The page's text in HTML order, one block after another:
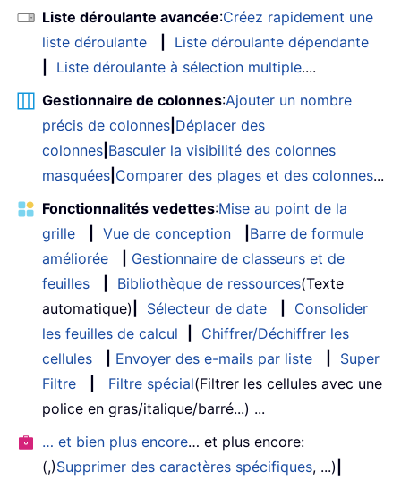
Liste déroulante avancée:Créez rapidement une
liste déroulante
Liste déroulante dépendante
Liste déroulante à sélection multiple....
Gestionnaire de colonnes:Ajouter un nombre
précis de colonnes Déplacer des
colonnes Basculer la visibilité des colonnes
masquées Comparer des plages et des colonnes...
Fonctionnalités vedettes:Mise au point de la
grille
Vue de conception
Barre de formule
améliorée
Gestionnaire de classeurs et de
feuilles
Bibliothèque de ressources(Texte
automatique)
Sélecteur de date
Consolider
les feuilles de calcul
Chiffrer/Déchiffrer les
cellules
Envoyer des e-mails par liste
Super
Filtre
Filtre spécial(Filtrer les cellules avec une
police en gras/italique/barré...) ...
… et bien plus encore… et plus encore:
(,)Supprimer des caractères spécifiques, ...)